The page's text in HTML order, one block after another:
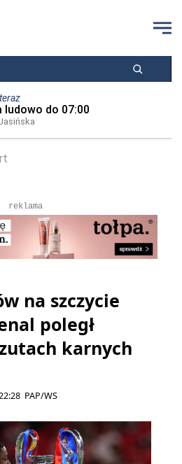
ludowo do 07:00
reklama
na szczycie
poległ
karnych
PAP/WS